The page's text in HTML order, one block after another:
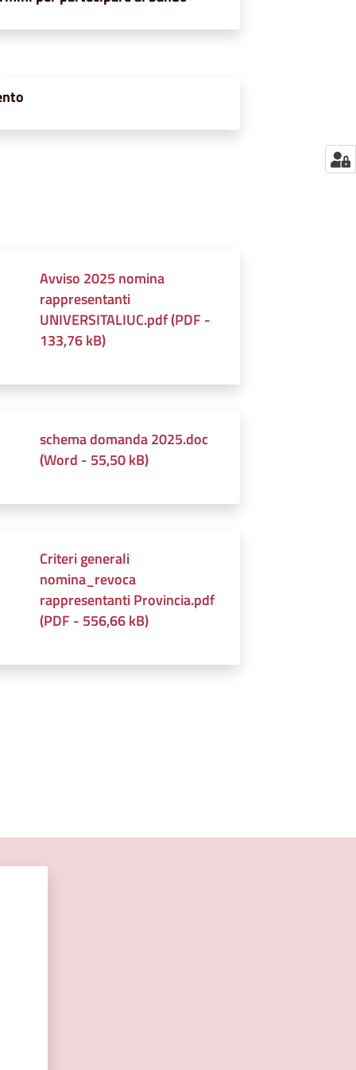
Avviso 2025 nomina
rappresentanti
UNIVERSITALIUC.pdf(PDF -
133,76 kB)
schema domanda 2025.doc
(Word - 55,50 kB)
Criteri generali
nomina_revoca
rappresentanti Provincia.pdf
(PDF - 556,66 kB)